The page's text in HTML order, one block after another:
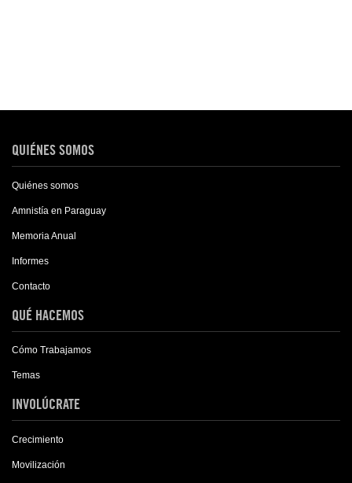
QUIÉNES SOMOS
Quiénes somos
Amnistía en Paraguay
Memoria Anual
Informes
Contacto
QUÉ HACEMOS
Cómo Trabajamos
Temas
INVOLÚCRATE
Crecimiento
Movilización